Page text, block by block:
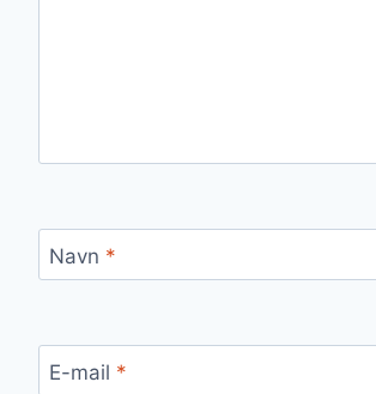
Navn *
E-mail *